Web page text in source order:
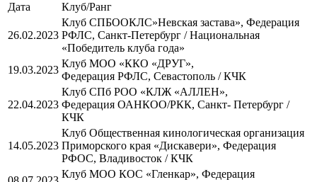
Дата Клуб/Ранг
26.02.2023
Клуб СПБООКЛС»Невская застава», Федерация
РФЛС, Санкт-Петербург / Национальная
«Победитель клуба года»
19.03.2023
Клуб МОО «ККО «ДРУГ»,
Федерация РФЛС, Севастополь / КЧК
22.04.2023
Клуб СПб РОО «КЛЖ «АЛЛЕН»,
Федерация ОАНКОО/РКК, Санкт- Петербург /
КЧК
14.05.2023
Клуб Общественная кинологическая организация
Приморского края «Дискавери», Федерация
РФОС, Владивосток / КЧК
Клуб МОО КОС «Гленкар», Федерация